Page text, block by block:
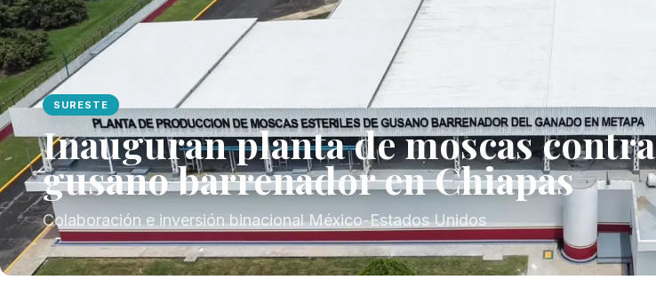
SURESTE
Inauguran planta de moscas contra
gusano barrenador en Chiapas
Colaboración e inversión binacional México-Estados Unidos